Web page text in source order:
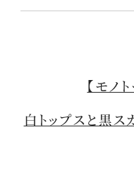
【モノ
白トップスと黒ス